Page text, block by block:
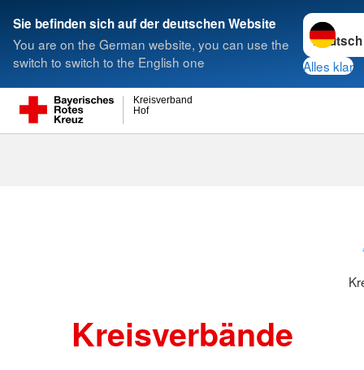
Sie befinden sich auf der deutschen Website
You are on the German website, you can use the
switch to switch to the English one
Sprache
Alles klar
Hof
Kreisverband
Suche
Kreisverbände